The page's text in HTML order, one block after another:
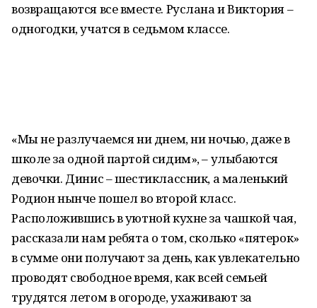
возвращаются все вместе. Руслана и Виктория –
одногодки, учатся в седьмом классе.
«Мы не разлучаемся ни днем, ни ночью, даже в
школе за одной партой сидим», – улыбаются
девочки. Динис – шестиклассник, а маленький
Родион нынче пошел во второй класс.
Расположившись в уютной кухне за чашкой чая,
рассказали нам ребята о том, сколько «пятерок»
в сумме они получают за день, как увлекательно
проводят свободное время, как всей семьей
трудятся летом в огороде, ухаживают за